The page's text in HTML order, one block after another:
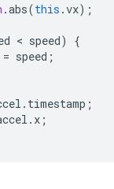
.abs(this .vx);
< speed)
{
= speed ;
. timestamp ;
. x ;